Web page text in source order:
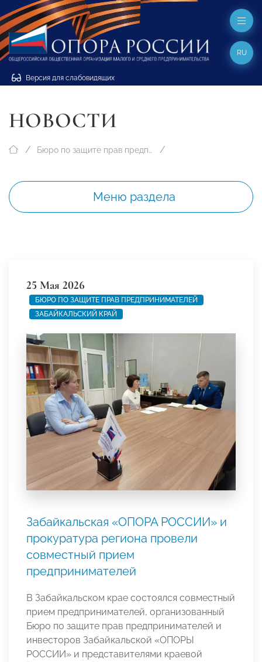
Версия для слабовидящих
RU
НОВОСТИ
Бюро по защите прав предпринимателей
Меню раздела
25 Мая 2026
БЮРО ПО ЗАЩИТЕ ПРАВ ПРЕДПРИНИМАТЕЛЕЙ
ЗАБАЙКАЛЬСКИЙ КРАЙ
Забайкальская «ОПОРА РОССИИ» и
прокуратура региона провели
совместный прием
предпринимателей
В Забайкальском крае состоялся совместный
прием предпринимателей, организованный
Бюро по защите прав предпринимателей и
инвесторов Забайкальской «ОПОРЫ
РОССИИ» и представителями краевой